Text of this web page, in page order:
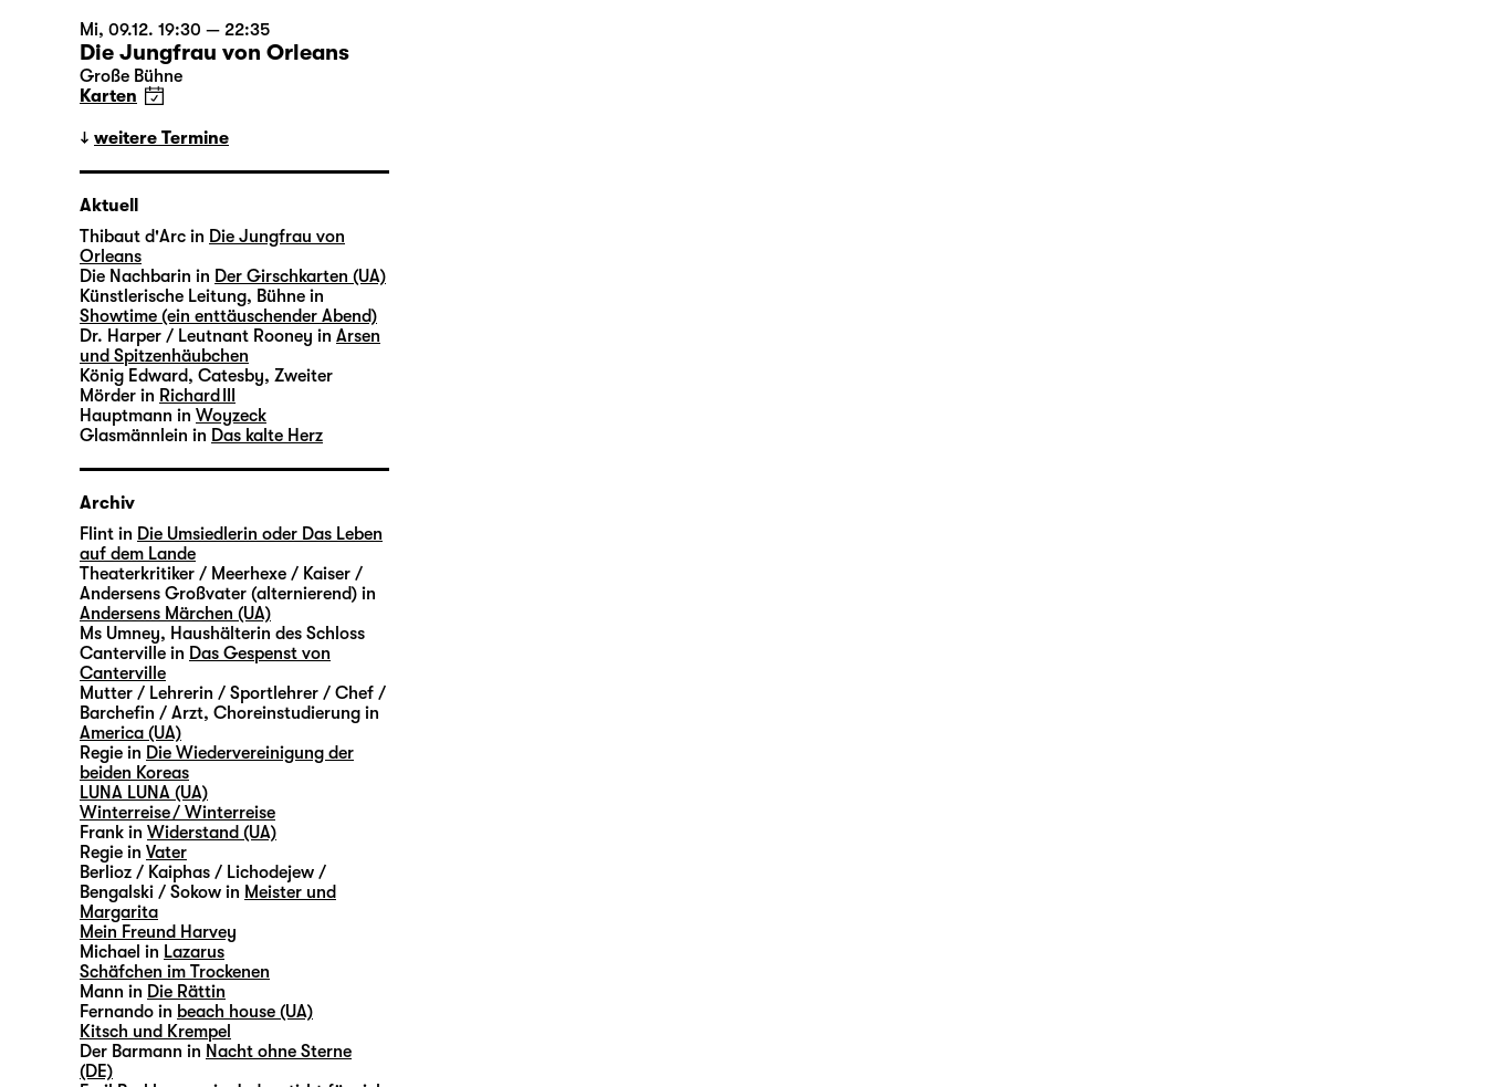
Mi, 09.12. 19:30 — 22:35
Die Jungfrau von Orleans
Große Bühne
Karten
weitere Termine
Aktuell
Thibaut d'Arc in Die Jungfrau von
Orleans
Die Nachbarin in Der Girschkarten (UA)
Künstlerische Leitung, Bühne in
Showtime (ein enttäuschender Abend)
Dr. Harper / Leutnant Rooney in Arsen
und Spitzenhäubchen
König Edward, Catesby, Zweiter
Mörder in Richard III
Hauptmann in Woyzeck
Glasmännlein in Das kalte Herz
Archiv
Flint in Die Umsiedlerin oder Das Leben
auf dem Lande
Theaterkritiker / Meerhexe / Kaiser /
Andersens Großvater (alternierend) in
Andersens Märchen (UA)
Ms Umney, Haushälterin des Schloss
Canterville in Das Gespenst von
Canterville
Mutter / Lehrerin / Sportlehrer / Chef /
Barchefin / Arzt, Choreinstudierung in
America (UA)
Regie in Die Wiedervereinigung der
beiden Koreas
LUNA LUNA (UA)
Winterreise / Winterreise
Frank in Widerstand (UA)
Regie in Vater
Berlioz / Kaiphas / Lichodejew /
Bengalski / Sokow in Meister und
Margarita
Mein Freund Harvey
Michael in Lazarus
Schäfchen im Trockenen
Mann in Die Rättin
Fernando in beach house (UA)
Kitsch und Krempel
Der Barmann in Nacht ohne Sterne
(DE)